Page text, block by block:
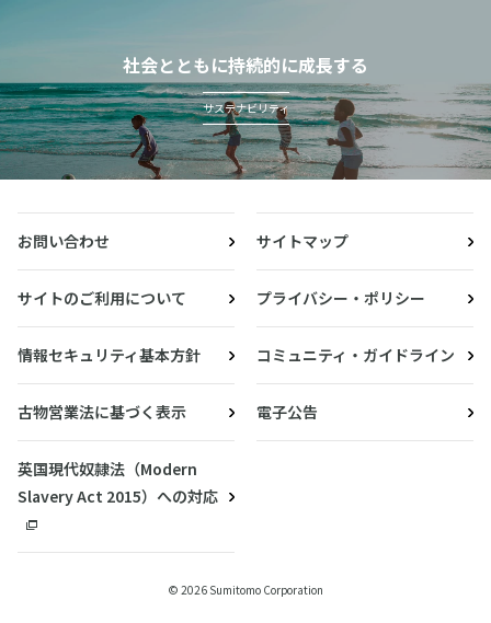
社会とともに持続的に成長する
サステナビリティ
お問い合わせ サイトマップ
サイトのご利用について プライバシー・ポリシー
情報セキュリティ基本方針 コミュニティ・ガイドライン
古物営業法に基づく表示 電子公告
英国現代奴隷法（Modern
Slavery Act 2015）への対応
© 2026 Sumitomo Corporation